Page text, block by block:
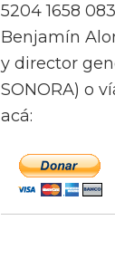
5204 1658
Benjamín
y director
SONORA) o
acá: